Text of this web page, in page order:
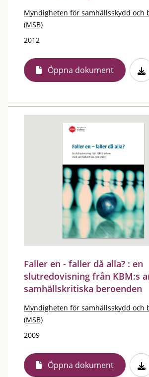
Myndigheten för samhällsskydd och
(MSB)
2012
Öppna dokument
Faller en - faller då alla? : en
slutredovisning från KBM:s
samhällskritiska beroenden
Myndigheten för samhällsskydd och
(MSB)
2009
Öppna dokument